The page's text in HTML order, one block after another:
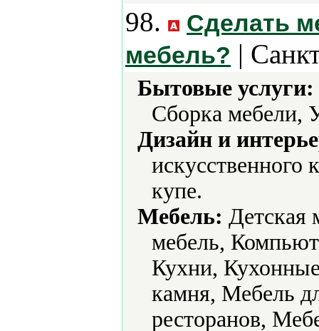
98.
Сделать
мебель? |
Бытовые услуги:
Сборка мебели,
Дизайн и
купе.
Мебель: Детская
мебель,
Кухни,
камня, Мебель
ресторанов,